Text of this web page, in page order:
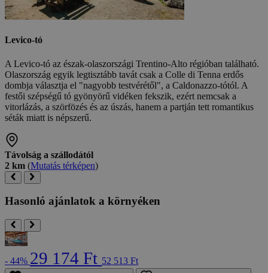
Levico-tó
A Levico-tó az észak-olaszországi Trentino-Alto régióban található.
Olaszország egyik legtisztább tavát csak a Colle di Tenna erdős
dombja választja el "nagyobb testvérétől", a Caldonazzo-tótól. A
festői szépségű tó gyönyörű vidéken fekszik, ezért nemcsak a
vitorlázás, a szörfözés és az úszás, hanem a partján tett romantikus
séták miatt is népszerű.
Távolság a szállodától
2 km (Mutatás térképen)
Hasonló ajánlatok a környéken
- 44% 29 174 Ft 52 513 Ft